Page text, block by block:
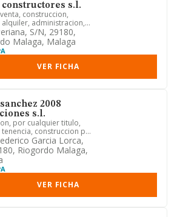
s.l.
construccion,
administracion,
de tod...
S/n, 29180,
Malaga, Malaga
VER FICHA
2008
s.l.
por cualquier titulo,
construccion por
o ajena, ...Garcia Lorca,
Riogordo Malaga,
VER FICHA